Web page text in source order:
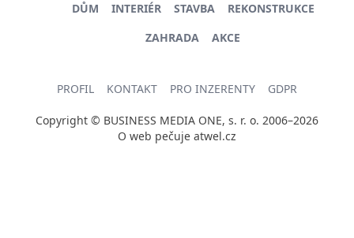
DŮM INTERIÉR STAVBA
REKONSTRUKCE
ZAHRADA
AKCE
PROFIL KONTAKT PRO INZERENTY GDPR
Copyright © BUSINESS MEDIA ONE, s. r. o. 2006–2026